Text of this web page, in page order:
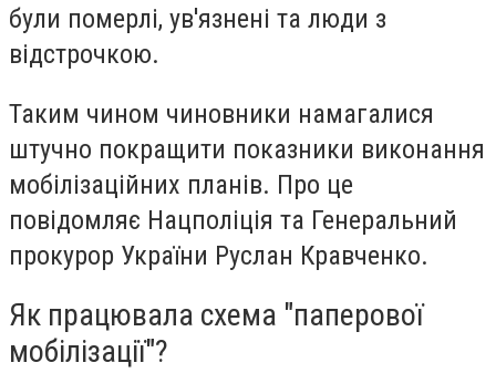
були померлі, ув'язнені та люди з
відстрочкою.
Таким чином чиновники намагалися
штучно покращити показники виконання
мобілізаційних планів. Про це
повідомляє Нацполіція та Генеральний
прокурор України Руслан Кравченко.
Як працювала схема "паперової
мобілізації"?